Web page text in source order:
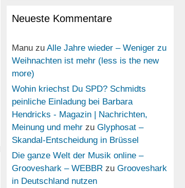
Neueste Kommentare
Manu zu Alle Jahre wieder – Weniger zu
Weihnachten ist mehr (less is the new
more)
Wohin kriechst Du SPD? Schmidts
peinliche Einladung bei Barbara
Hendricks - Magazin | Nachrichten,
Meinung und mehr zu Glyphosat –
Skandal-Entscheidung in Brüssel
Die ganze Welt der Musik online –
Grooveshark – WEBBR zu Grooveshark
in Deutschland nutzen